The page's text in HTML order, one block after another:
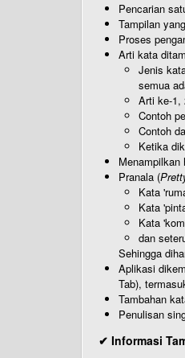
Pencarian
Tampilan
Proses
Arti kata
Jenis
semua
Arti ke-1,
Contoh
Contoh
Ketika
Pranala (
Kata
Kata
Kata
dan
Sehingga
Aplikasi
Tab),
Tambahan
Penulisan
✔ Informasi